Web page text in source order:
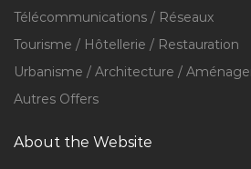
Télécommunications / Réseaux
Tourisme / Hôtellerie / Restauration
Urbanisme / Architecture /
Autres Offers
About the Website